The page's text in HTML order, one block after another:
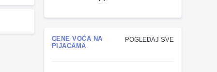
POGLEDAJ SVE
CENE VOĆA NA
PIJACAMA